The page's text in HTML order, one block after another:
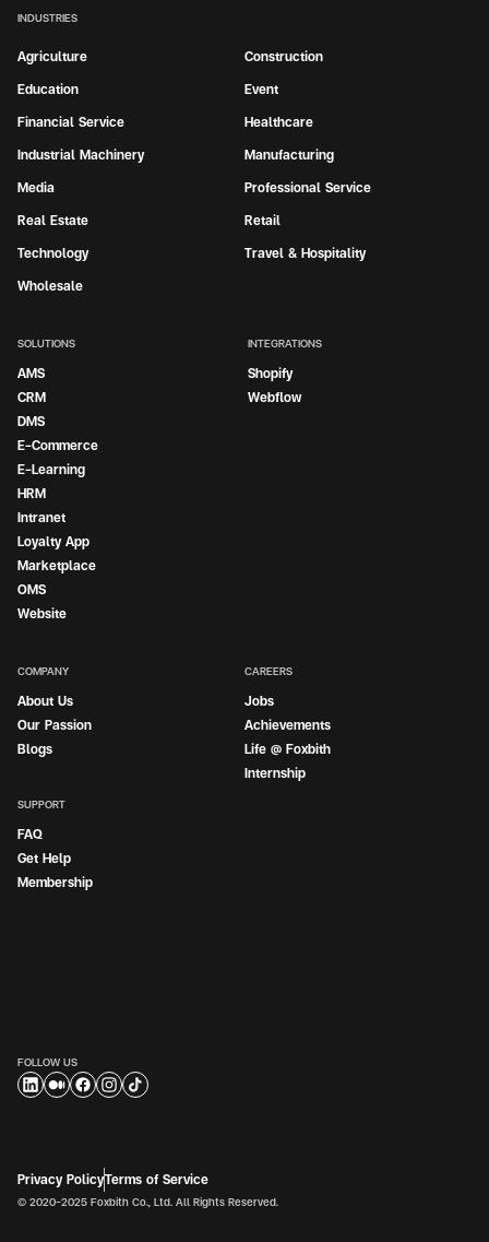
SOLUTIONS
AMS
CRM
DMS
E-Commerce
E-Learning
HRM
Intranet
Loyalty App
Marketplace
OMS
Website
INTEGRATIONS
Shopify
Webflow
INDUSTRIES
Agriculture
Construction
Education
Event
Financial Service
Healthcare
Industrial Machinery
Manufacturing
Media
Professional Service
Real Estate
Retail
Technology
Travel & Hospitality
Wholesale
COMPANY
About Us
Our Passion
Blogs
CAREERS
Jobs
Achievements
Life @ Foxbith
Internship
SUPPORT
FAQ
Get Help
Membership
FOLLOW US
© 2020-2025 Foxbith Co., Ltd. All Rights Reserved.
Privacy PolicyTerms of Service